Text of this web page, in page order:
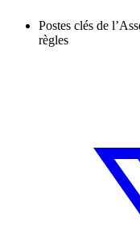
Postes clés de
règles